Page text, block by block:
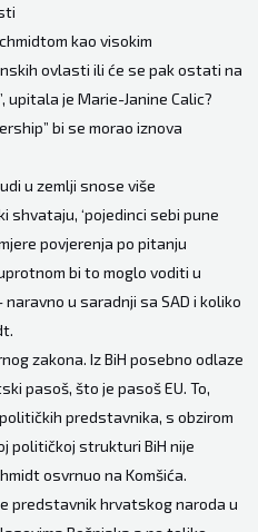
kao visokim
ovlasti ili će se pak ostati na
upitala je Marie-Janine Calic?
bi se morao iznova
u zemlji snose više
shvataju, ‘pojedinci sebi pune
povjerenja po pitanju
bi to moglo voditi u
u saradnji sa SAD i koliko
zakona. Iz BiH posebno odlaze
pasoš, što je pasoš EU. To,
predstavnika, s obzirom
političkoj strukturi BiH nije
osvrnuo na Komšića.
predstavnik hrvatskog naroda u